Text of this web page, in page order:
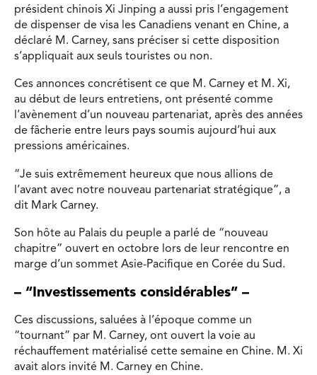
président chinois Xi Jinping a aussi pris l’engagement
de dispenser de visa les Canadiens venant en Chine, a
déclaré M. Carney, sans préciser si cette disposition
s’appliquait aux seuls touristes ou non.
Ces annonces concrétisent ce que M. Carney et M. Xi,
au début de leurs entretiens, ont présenté comme
l’avènement d’un nouveau partenariat, après des années
de fâcherie entre leurs pays soumis aujourd’hui aux
pressions américaines.
“Je suis extrêmement heureux que nous allions de
l’avant avec notre nouveau partenariat stratégique”, a
dit Mark Carney.
Son hôte au Palais du peuple a parlé de “nouveau
chapitre” ouvert en octobre lors de leur rencontre en
marge d’un sommet Asie-Pacifique en Corée du Sud.
– “Investissements considérables” –
Ces discussions, saluées à l’époque comme un
“tournant” par M. Carney, ont ouvert la voie au
réchauffement matérialisé cette semaine en Chine. M. Xi
avait alors invité M. Carney en Chine.